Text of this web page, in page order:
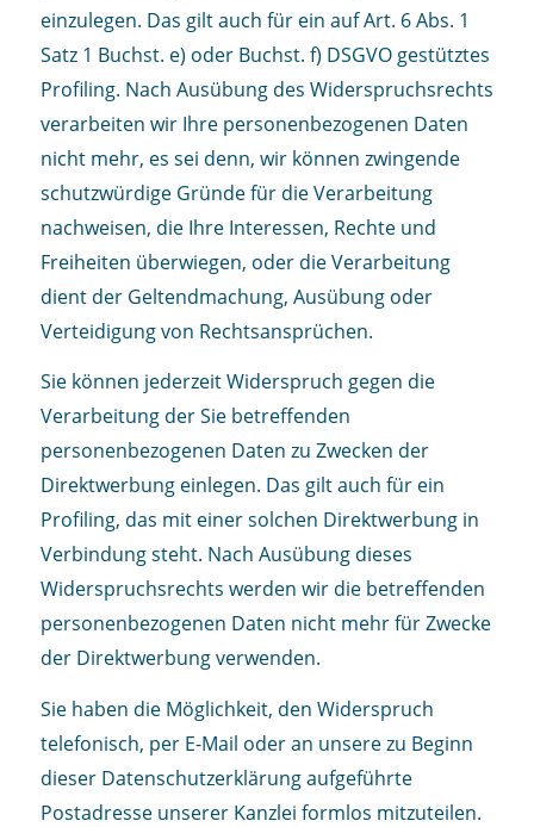
einzulegen. Das gilt auch für ein auf Art. 6 Abs. 1
Satz 1 Buchst. e) oder Buchst. f) DSGVO gestütztes
Profiling. Nach Ausübung des Widerspruchsrechts
verarbeiten wir Ihre personenbezogenen Daten
nicht mehr, es sei denn, wir können zwingende
schutzwürdige Gründe für die Verarbeitung
nachweisen, die Ihre Interessen, Rechte und
Freiheiten überwiegen, oder die Verarbeitung
dient der Geltendmachung, Ausübung oder
Verteidigung von Rechtsansprüchen.
Sie können jederzeit Widerspruch gegen die
Verarbeitung der Sie betreffenden
personenbezogenen Daten zu Zwecken der
Direktwerbung einlegen. Das gilt auch für ein
Profiling, das mit einer solchen Direktwerbung in
Verbindung steht. Nach Ausübung dieses
Widerspruchsrechts werden wir die betreffenden
personenbezogenen Daten nicht mehr für Zwecke
der Direktwerbung verwenden.
Sie haben die Möglichkeit, den Widerspruch
telefonisch, per E-Mail oder an unsere zu Beginn
dieser Datenschutzerklärung aufgeführte
Postadresse unserer Kanzlei formlos mitzuteilen.